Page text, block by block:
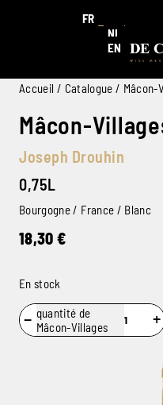
FR
NL
EN
Accueil / Catalogue / Mâcon-
Mâcon-
Joseph Drouhin
0,75L
Bourgogne / France / Blanc
18,30 €
En stock
− quantité de
Mâcon-Villages
+